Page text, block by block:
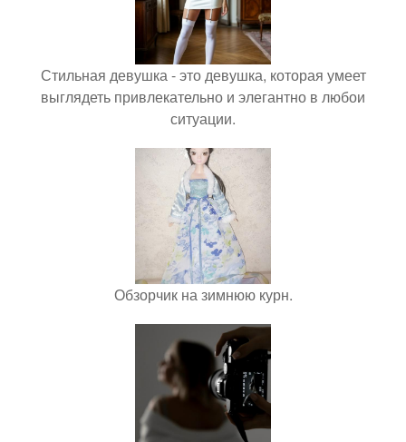
Стильная девушка - это девушка, которая умеет
выглядеть привлекательно и элегантно в любои
ситуации.
Обзорчик на зимнюю курн.